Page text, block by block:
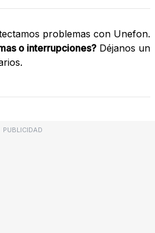
problemas con Unefon.
o interrupciones? Déjanos un
PUBLICIDAD